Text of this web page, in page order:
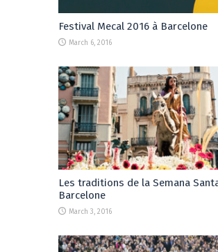
Festival Mecal 2016 à Barcelone
March 6, 2016
Les traditions de la Semana
Barcelone
March 3, 2016